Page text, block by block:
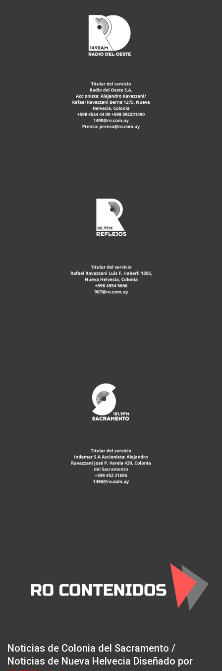
Noticias de Colonia del Sacramento /
Noticias de Nueva Helvecia Diseñado por